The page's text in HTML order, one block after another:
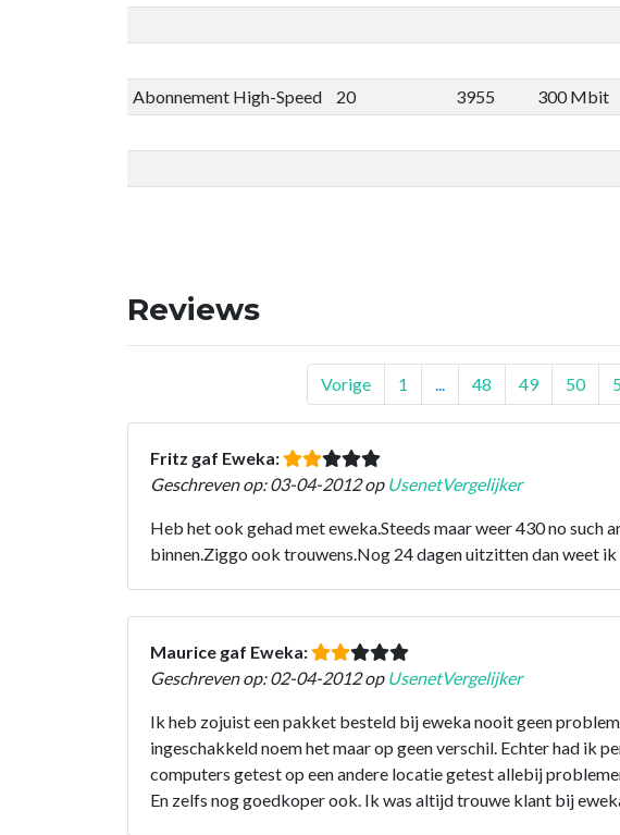
Abonnement High-Speed
20 3955 300 Mbit
Reviews
Vorige 1 48 49 50
Fritz gaf Eweka:
Geschreven op: 03-04-2012 op UsenetVergelijker
Heb het ook gehad met eweka.Steeds maar weer 430 no
binnen.Ziggo ook trouwens.Nog 24 dagen uitzitten dan weet ik
Maurice gaf Eweka:
Geschreven op: 02-04-2012 op UsenetVergelijker
Ik heb zojuist een pakket besteld bij eweka nooit geen
ingeschakkeld noem het maar op geen verschil. Echter had ik
computers getest op een andere locatie getest allebij
En zelfs nog goedkoper ook. Ik was altijd trouwe klant bij